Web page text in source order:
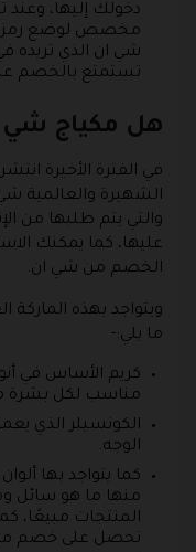
دخولك إليها،
مخصص لوضع رمز
شي ان الذي
تستمتع بالخصم
هل مكياج شي
في الفترة الأخيرة
الشهيرة والعالمية
والتي يتم طلبها من
عليها، كما يمكنك
الخصم من شي ان.
ويتواجد بهذه الماركة
ما يلي:-
كريم الأساس في
مناسب لكل بشرة
الكونسيلر الذي
الوجه.
كما يتواجد بها
منها ما هو سائل
المنتجات مبيعًا،
تحصل على خصم